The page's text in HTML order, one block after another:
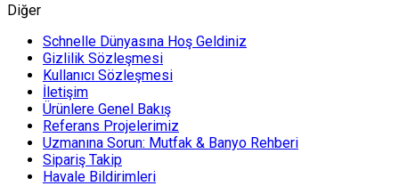
Diğer
Schnelle Dünyasına Hoş Geldiniz
Gizlilik Sözleşmesi
Kullanıcı Sözleşmesi
İletişim
Ürünlere Genel Bakış
Referans Projelerimiz
Uzmanına Sorun: Mutfak & Banyo Rehberi
Sipariş Takip
Havale Bildirimleri